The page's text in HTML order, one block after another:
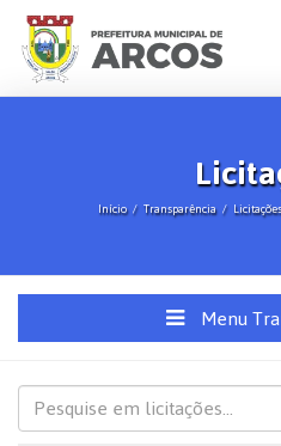
Início Transparência Licitações
Menu